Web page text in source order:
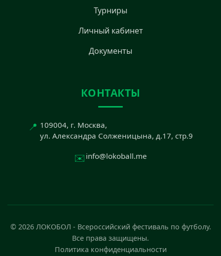
Турниры
Личный кабинет
Документы
КОНТАКТЫ
📍 109004, г. Москва,
ул. Александра Солженицына, д.17, стр.9
✉️ info@lokoball.me
© 2026 ЛОКОБОЛ - Всероссийский фестиваль по футболу.
Все права защищены.
Политика конфиденциальности